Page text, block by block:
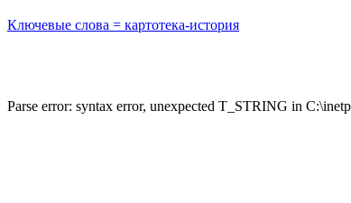
Ключевые слова = картотека-история
Parse error: syntax error, unexpected T_STRING in